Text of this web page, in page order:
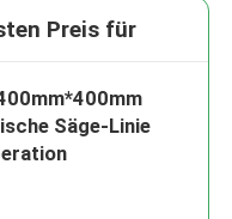
Preis für
Säge-Linie